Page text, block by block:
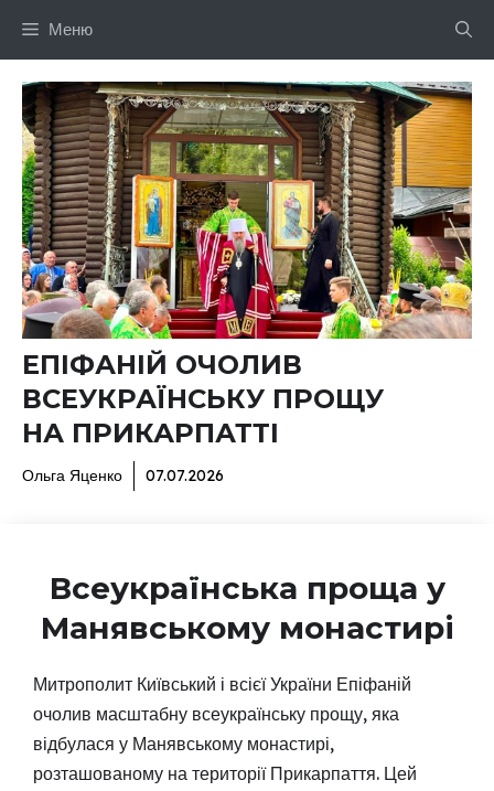
Меню
ЕПІФАНІЙ ОЧОЛИВ
ВСЕУКРАЇНСЬКУ ПРОЩУ
НА ПРИКАРПАТТІ
Ольга Яценко 07.07.2026
Всеукраїнська проща у
Манявському монастирі
Митрополит Київський і всієї України Епіфаній
очолив масштабну всеукраїнську прощу, яка
відбулася у Манявському монастирі,
розташованому на території Прикарпаття. Цей